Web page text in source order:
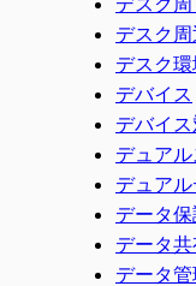
デスク
デスク環
デバイス
デバイ
デュア
デュア
データ
データ
データ管